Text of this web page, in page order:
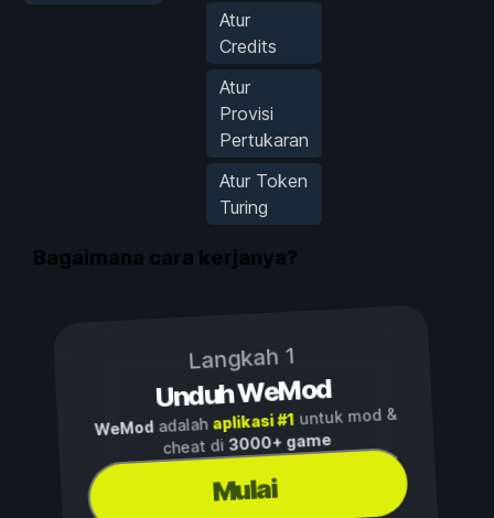
Atur
Credits
Atur
Provisi
Pertukaran
Atur Token
Turing
Bagaimana cara kerjanya?
Langkah 1
Unduh WeMod
WeModadalah aplikasi #1untuk mod &
cheat di3000+ game
Mulai